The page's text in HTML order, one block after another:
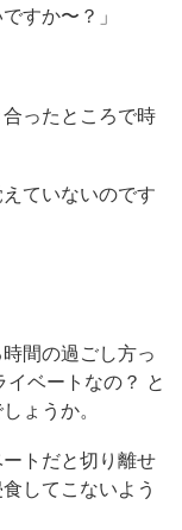
すか〜？」
ったところで時
ていないのです
間の過ごし方っ
ベートなの？ と
ょうか。
トだと切り離せ
してこないよう